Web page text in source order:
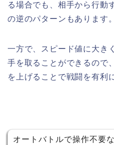
る場合でも、相手から行動
の逆のパターンもあります。
一方で、スピード値に大き
手を取ることができるので
を上げることで戦闘を有利
オートバトルで操作不要